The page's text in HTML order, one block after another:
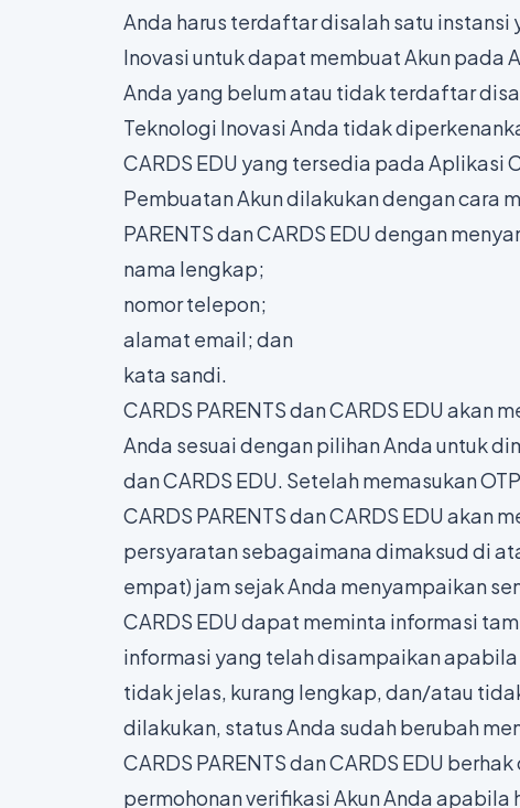
Anda harus terdaftar disalah satu
Inovasi untuk dapat membuat Akun pada
Anda yang belum atau tidak terdaftar
Teknologi Inovasi Anda tidak
CARDS EDU yang tersedia pada Aplikasi
Pembuatan Akun dilakukan dengan cara
PARENTS dan CARDS EDU dengan
nama lengkap;
nomor telepon;
alamat email; dan
kata sandi.
CARDS PARENTS dan CARDS EDU akan
Anda sesuai dengan pilihan Anda untuk
dan CARDS EDU. Setelah memasukan
CARDS PARENTS dan CARDS EDU
persyaratan sebagaimana dimaksud di
empat) jam sejak Anda menyampaikan
CARDS EDU dapat meminta informasi
informasi yang telah disampaikan
tidak jelas, kurang lengkap, dan/atau
dilakukan, status Anda sudah berubah
CARDS PARENTS dan CARDS EDU
permohonan verifikasi Akun Anda apabila